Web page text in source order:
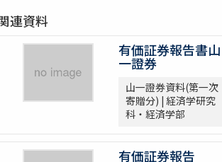
連資料
有価証券報告書山
一證券
山一證券資料(第一次
寄贈分) | 経済学研究
科・経済学部
有価証券報告